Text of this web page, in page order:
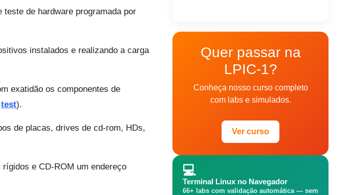
de hardware programada por
instalados e realizando a carga
exatidão os componentes de
test).
de placas, drives de cd-rom, HDs,
e CD-ROM um endereço
Quer passar na
LPIC-1?
Conheça nosso curso completo
com labs e simulados.
Ver curso
💻
Terminal Linux no Navegador
66+ labs com validação automática — sem